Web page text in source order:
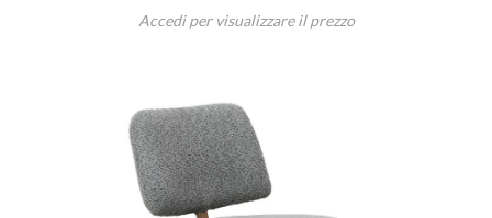
Accedi per visualizzare il prezzo